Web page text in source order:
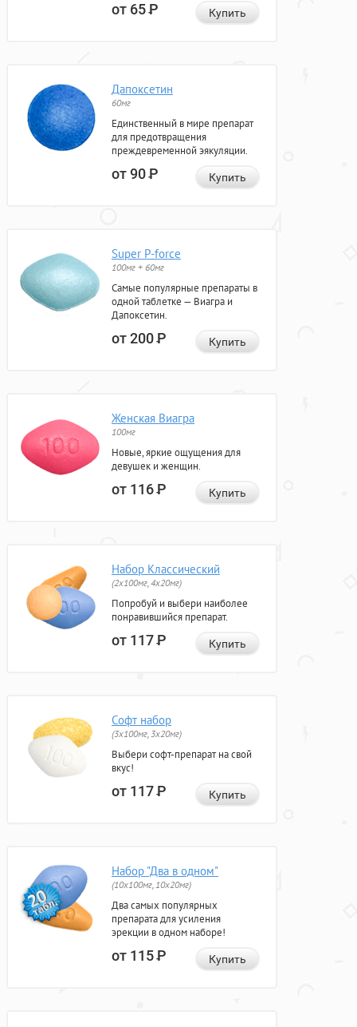
от 65Р Купить
Дапоксетин
60мг
Единственный в мире препарат
для предотвращения
преждевременной эякуляции.
от 90Р Купить
Super P-force
100мг + 60мг
Самые популярные препараты в
одной таблетке — Виагра и
Дапоксетин.
от 200Р Купить
Женская Виагра
100мг
Новые, яркие ощущения для
девушек и женщин.
от 116Р Купить
Набор Классический
(2x100мг, 4x20мг)
Попробуй и выбери наиболее
понравившийся препарат.
от 117Р Купить
Софт набор
(3x100мг, 3x20мг)
Выбери софт-препарат на свой
вкус!
от 117Р Купить
Набор "Два в одном"
(10x100мг, 10x20мг)
Два самых популярных
препарата для усиления
эрекции в одном наборе!
от 115Р Купить